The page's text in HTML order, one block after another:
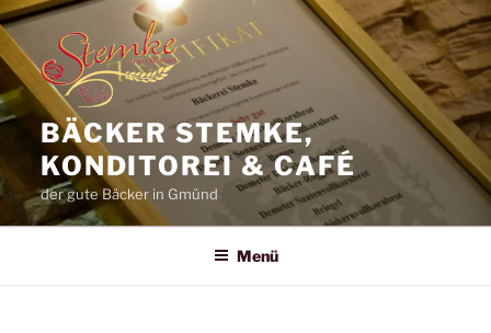
Zum
Inhalt
springen
BÄCKER STEMKE,
KONDITOREI & CAFÉ
der gute Bäcker in Gmünd
Menü